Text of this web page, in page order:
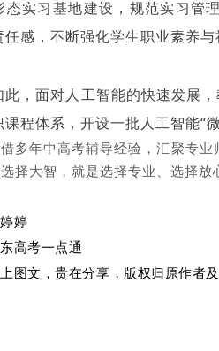
态实习基地建设，规范实习管
任感，不断强化学生职业素养
此，面对人工智能的快速发展
程体系，开设一批人工智能“
多年中高考辅导经验，汇聚专
择大智，就是选择专业、选择
婷
高考一点通
图文，贵在分享，版权归原作者